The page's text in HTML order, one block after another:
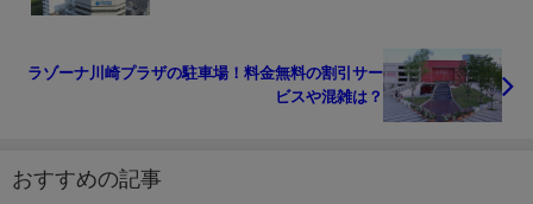
ラゾーナ川崎プラザの駐車場！料金無料の割引サー
ビスや混雑は？
おすすめの記事